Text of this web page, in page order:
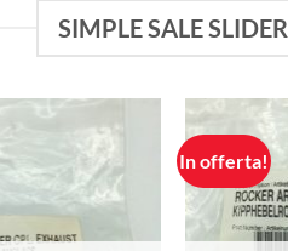
SIMPLE SALE SLIDER
Aggiungi
alla lista
dei
In offerta!